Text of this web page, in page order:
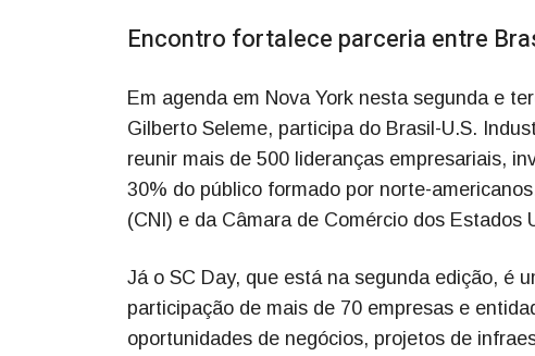
Encontro fortalece parceria entre
Em agenda em Nova York nesta segunda e
Gilberto Seleme, participa do Brasil-U.S.
reunir mais de 500 lideranças empresariais,
30% do público formado por norte-
(CNI) e da Câmara de Comércio dos Estados
Já o SC Day, que está na segunda edição, é
participação de mais de 70 empresas e
oportunidades de negócios, projetos de